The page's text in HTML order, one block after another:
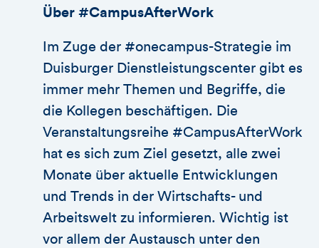
Über #CampusAfterWork
Im Zuge der #onecampus-Strategie im
Duisburger Dienstleistungscenter gibt es
immer mehr Themen und Begriffe, die
die Kollegen beschäftigen. Die
Veranstaltungsreihe #CampusAfterWork
hat es sich zum Ziel gesetzt, alle zwei
Monate über aktuelle Entwicklungen
und Trends in der Wirtschafts- und
Arbeitswelt zu informieren. Wichtig ist
vor allem der Austausch unter den